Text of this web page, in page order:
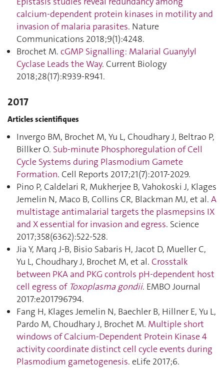
calcium-dependent protein kinases in motility and
invasion of malaria parasites. Nature
Communications 2018;9(1):4248.
Brochet M. cGMP Signalling: Malarial Guanylyl
Cyclase Leads the Way. Current Biology
2018;28(17):R939‑R941.
2017
Articles scientifiques
Invergo BM, Brochet M, Yu L, Choudhary J, Beltrao P,
Billker O. Sub-minute Phosphoregulation of Cell
Cycle Systems during Plasmodium Gamete
Formation. Cell Reports 2017;21(7):2017‑2029.
Pino P, Caldelari R, Mukherjee B, Vahokoski J, Klages
Jemelin N, Maco B, Collins CR, Blackman MJ, et al. A
multistage antimalarial targets the plasmepsins IX
and X essential for invasion and egress. Science
2017;358(6362):522‑528.
Jia Y, Marq J-B, Bisio Sabaris H, Jacot D, Mueller C,
Yu L, Choudhary J, Brochet M, et al. Crosstalk
between PKA and PKG controls pH‐dependent host
cell egress of Toxoplasma gondii. EMBO Journal
2017:e201796794.
Fang H, Klages Jemelin N, Baechler B, Hillner E, Yu L,
Pardo M, Choudhary J, Brochet M. Multiple short
windows of Calcium-Dependent Protein Kinase 4
activity coordinate distinct cell cycle events during
Plasmodium gametogenesis. eLife 2017;6.